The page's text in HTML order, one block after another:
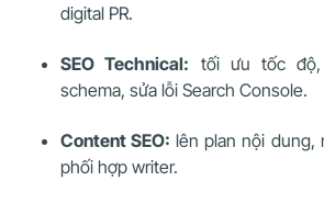
digital PR.
SEO Technical: tối ưu tốc độ,
schema, sửa lỗi Search Console.
Content SEO: lên plan nội dung,
phối hợp writer.